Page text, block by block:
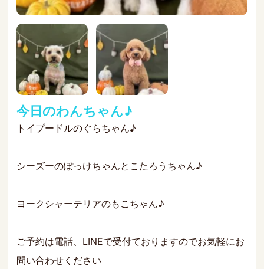
今日のわんちゃん♪
トイプードルのぐらちゃん♪
シーズーのぽっけちゃんとこたろうちゃん♪
ヨークシャーテリアのもこちゃん♪
ご予約は電話、LINEで受付ておりますのでお気軽にお
問い合わせください